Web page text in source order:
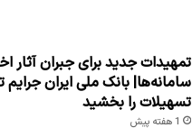
تمهیدات جدید برای جبران آثار
سامانه‌ها| بانک ملی ایران جرایم
تسهیلات را بخشید
1 هفته پیش